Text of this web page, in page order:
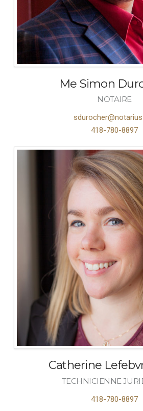
Me Simon
NOTAIRE
418-780-8897
Catherine
TECHNICIENNE
418-780-8897